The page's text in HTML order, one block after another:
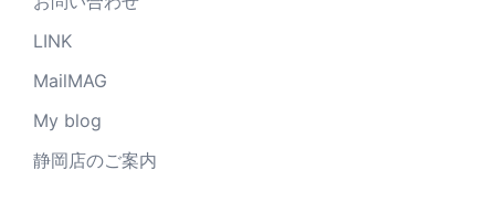
LINK
MailMAG
My blog
静岡店のご案内